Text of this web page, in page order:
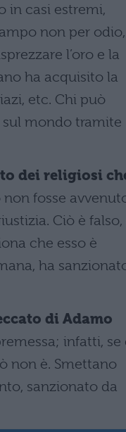
in casi estremi,
non per odio,
l’oro e la
ha acquisito la
etc. Chi può
sul mondo tramite
dei religiosi
non fosse
Ciò è falso,
che esso è
ha
di Adamo
infatti, se
non è. Smettano
sanzionato da